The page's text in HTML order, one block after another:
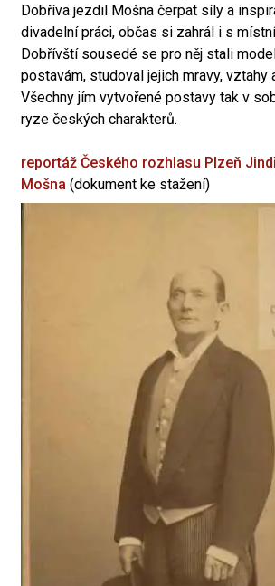
Dobříva jezdil Mošna čerpat síly a
divadelní práci, občas si zahrál i s
Dobřívští sousedé se pro něj stali
postavám, studoval jejich mravy, vztahy
Všechny jím vytvořené postavy tak v
ryze českých charakterů.
reportáž Českého rozhlasu Plzeň
Mošna (dokument ke stažení)